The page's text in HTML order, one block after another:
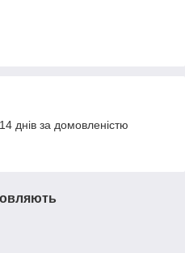
днів за домовленістю